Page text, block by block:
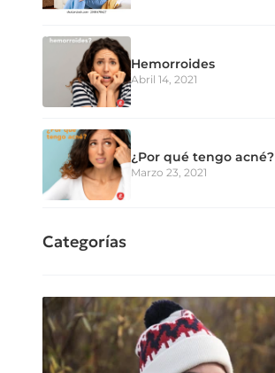
Hemorroides
Abril 14, 2021
¿Por qué tengo acné?
Marzo 23, 2021
Categorías